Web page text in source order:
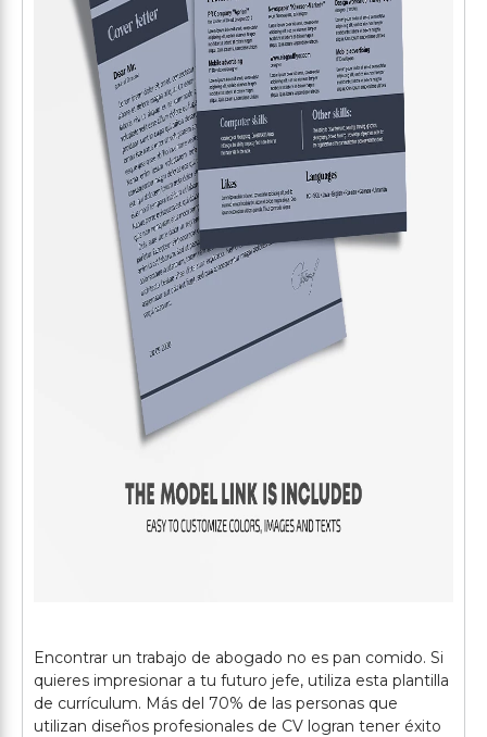
Encontrar un trabajo de abogado no es pan comido. Si
quieres impresionar a tu futuro jefe, utiliza esta plantilla
de currículum. Más del 70% de las personas que
utilizan diseños profesionales de CV logran tener éxito